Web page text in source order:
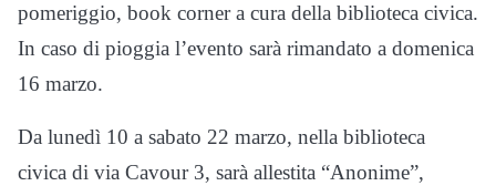
pomeriggio, book corner a cura della biblioteca civica.
In caso di pioggia l’evento sarà rimandato a domenica
16 marzo.
Da lunedì 10 a sabato 22 marzo, nella biblioteca
civica di via Cavour 3, sarà allestita “Anonime”,